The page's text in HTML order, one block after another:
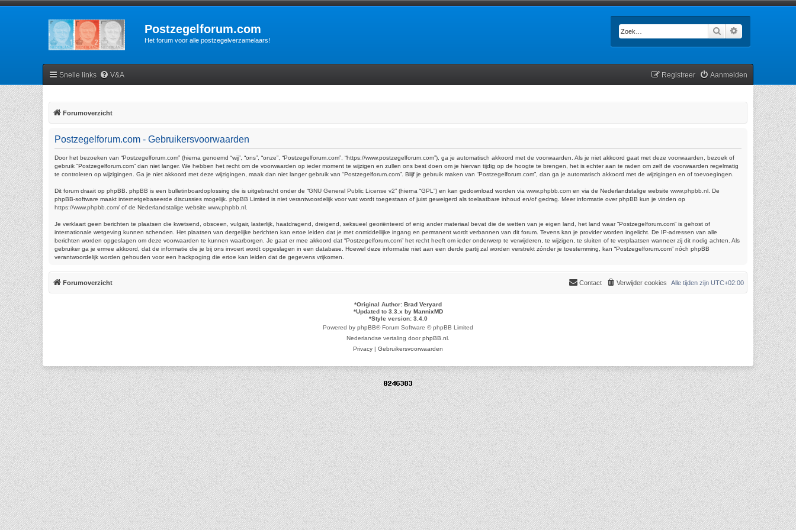
Postzegelforum.com
Het forum voor alle postzegelverzamelaars!
Zoek
Snelle links V&A Aanmelden
Registreer
Forumoverzicht
Postzegelforum.com - Gebruikersvoorwaarden
Door het bezoeken van “Postzegelforum.com” (hierna genoemd “wij”, “ons”, “onze”, “Postzegelforum.com”, “https://www.postzegelforum.com”), ga je automatisch akkoord met de voorwaarden. Als je niet akkoord gaat met deze voorwaarden, bezoek of
gebruik “Postzegelforum.com” dan niet langer. We hebben het recht om de voorwaarden op ieder moment te wijzigen en zullen ons best doen om je hiervan tijdig op de hoogte te brengen, het is echter aan te raden om zelf de voorwaarden regelmatig
te controleren op wijzigingen. Ga je niet akkoord met deze wijzigingen, maak dan niet langer gebruik van “Postzegelforum.com”. Blijf je gebruik maken van “Postzegelforum.com”, dan ga je automatisch akkoord met de wijzigingen en of toevoegingen.
Dit forum draait op phpBB. phpBB is een bulletinboardoplossing die is uitgebracht onder de “GNU General Public License v2” (hierna “GPL”) en kan gedownload worden via www.phpbb.com en via de Nederlandstalige website www.phpbb.nl . De
phpBB-software maakt internetgebaseerde discussies mogelijk. phpBB Limited is niet verantwoordelijk voor wat wordt toegestaan of juist geweigerd als toelaatbare inhoud en/of gedrag. Meer informatie over phpBB kun je vinden op
https://www.phpbb.com/ of de Nederlandstalige website www.phpbb.nl
Je verklaart geen berichten te plaatsen die kwetsend, obsceen, vulgair, lasterlijk, haatdragend, dreigend, seksueel georiënteerd of enig ander materiaal bevat die de wetten van je eigen land, het land waar “Postzegelforum.com” is gehost of
internationale wetgeving kunnen schenden. Het plaatsen van dergelijke berichten kan ertoe leiden dat je met onmiddellijke ingang en permanent wordt verbannen van dit forum. Tevens kan je provider worden ingelicht. De IP-adressen van alle
berichten worden opgeslagen om deze voorwaarden te kunnen waarborgen. Je gaat er mee akkoord dat “Postzegelforum.com” het recht heeft om ieder onderwerp te verwijderen, te wijzigen, te sluiten of te verplaatsen wanneer zij dit nodig achten. Als
gebruiker ga je ermee akkoord, dat de informatie die je bij ons invoert wordt opgeslagen in een database. Hoewel deze informatie niet aan een derde partij zal worden verstrekt zónder je toestemming, kan “Postzegelforum.com” nóch phpBB
verantwoordelijk worden gehouden voor een hackpoging die ertoe kan leiden dat de gegevens vrijkomen.
Forumoverzicht Alle tijden zijn UTC+02:00
Verwijder cookies
Contact
*Original Author: Brad Veryard
*Updated to 3.3.x by MannixMD
*Style version: 3.4.0
Powered by phpBB® Forum Software © phpBB Limited
Nederlandse vertaling doorphpBB.nl
Privacy | Gebruikersvoorwaarden